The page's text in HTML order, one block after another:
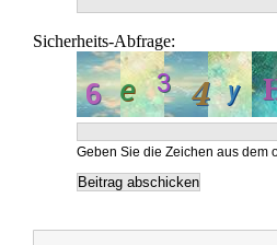
Sicherheits-Abfrage:
Geben Sie die Zeichen aus dem